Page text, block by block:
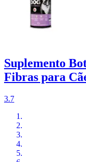
Suplemento
Fibras para
3.7